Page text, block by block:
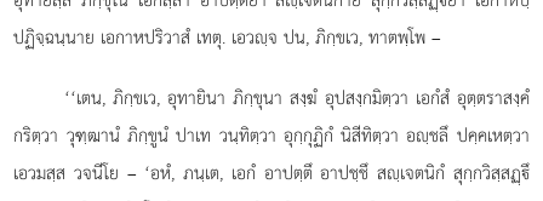
ปฏิจฺฉนฺนาย เอกาหปริวาสํ เทตุ. เอวฺจ ปน, ภิกฺขเว, ทาตพฺโพ –
‘‘เตน, ภิกฺขเว, อุทายินา ภิกฺขุนา สงฺฆํ อุปสงฺกมิตฺวา เอกํสํ อุตฺตราสงฺคํ
กริตฺวา วุฑฺฒานํ ภิกฺขูนํ ปาเท วนฺทิตฺวา อุกฺกุฏิกํ นิสีทิตฺวา อฺชลึ ปคฺคเหตฺวา
เอวมสฺส วจนีโย – ‘อหํ, ภนฺเต, เอกํ อาปตฺตึ อาปชฺชึ สฺเจตนิกํ สุกฺกวิสฺสฏฺึ